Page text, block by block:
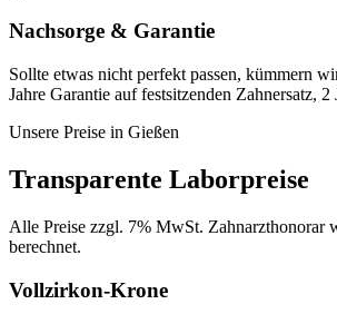
Nachsorge & Garantie
Sollte etwas nicht perfekt passen, kümmern
Jahre Garantie auf festsitzenden Zahnersatz, 2
Unsere Preise in Gießen
Transparente Laborpreise
Alle Preise zzgl. 7% MwSt. Zahnarzthonorar
berechnet.
Vollzirkon-Krone